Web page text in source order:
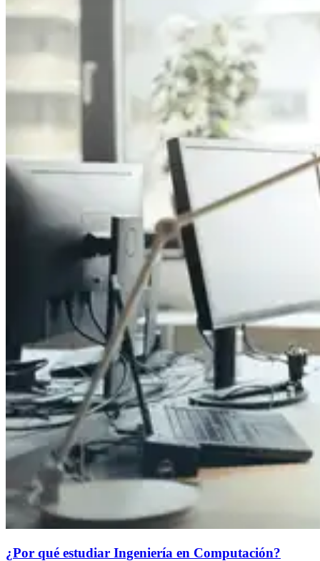
¿Por qué estudiar Ingeniería en Computación?